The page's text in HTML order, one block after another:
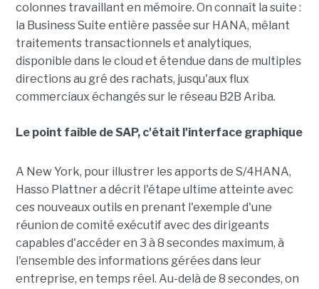
colonnes travaillant en mémoire. On connaît la suite :
la Business Suite entière passée sur HANA, mêlant
traitements transactionnels et analytiques,
disponible dans le cloud et étendue dans de multiples
directions au gré des rachats, jusqu'aux flux
commerciaux échangés sur le réseau B2B Ariba.
Le point faible de SAP, c'était l'interface graphique
A New York, pour illustrer les apports de S/4HANA,
Hasso Plattner a décrit l'étape ultime atteinte avec
ces nouveaux outils en prenant l'exemple d'une
réunion de comité exécutif avec des dirigeants
capables d'accéder en 3 à 8 secondes maximum, à
l'ensemble des informations gérées dans leur
entreprise, en temps réel. Au-delà de 8 secondes, on